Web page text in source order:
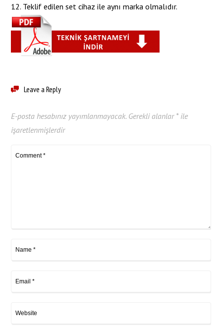
12. Teklif edilen set cihaz ile aynı marka olmalıdır.
Leave a Reply
E-posta hesabınız yayımlanmayacak. Gerekli alanlar *ile
işaretlenmişlerdir